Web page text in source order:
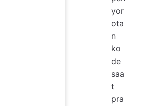
yor
ota
n
ko
de
saa
t
pra